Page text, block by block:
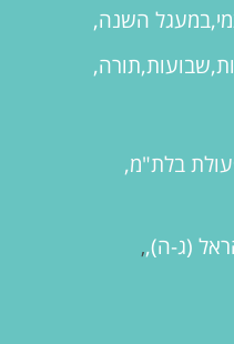
במעגל השנה
שבועות תורה
בלת"מ
(ג-ה) ,